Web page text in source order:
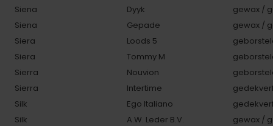
Siena
Dyyk
gewax /
Siena
Gepade
gewax /
Siera
Loods 5
Siera
Tommy M
Sierra
Nouvion
Sierra
Intertime
Silk
Ego Italiano
Silk
A.W. Leder B.V.
gewax /